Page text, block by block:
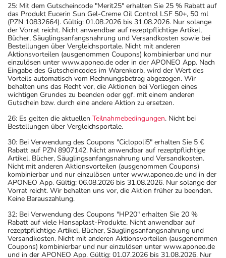
25: Mit dem Gutscheincode "Merit25" erhalten Sie 25 % Rabatt auf
das Produkt Eucerin Sun Gel-Creme Oil Control LSF 50+, 50 ml
(PZN 10832664). Gültig: 01.08.2026 bis 31.08.2026. Nur solange
der Vorrat reicht. Nicht anwendbar auf rezeptpflichtige Artikel,
Bücher, Säuglingsanfangsnahrung und Versandkosten sowie bei
Bestellungen über Vergleichsportale. Nicht mit anderen
Aktionsvorteilen (ausgenommen Coupons) kombinierbar und nur
einzulösen unter www.aponeo.de oder in der APONEO App. Nach
Eingabe des Gutscheincodes im Warenkorb, wird der Wert des
Vorteils automatisch vom Rechnungsbetrag abgezogen. Wir
behalten uns das Recht vor, die Aktionen bei Vorliegen eines
wichtigen Grundes zu beenden oder ggf. mit einem anderen
Gutschein bzw. durch eine andere Aktion zu ersetzen.
26: Es gelten die aktuellen Teilnahmebedingungen. Nicht bei
Bestellungen über Vergleichsportale.
30: Bei Verwendung des Coupons "Ciclopoli5" erhalten Sie 5 €
Rabatt auf PZN 8907142. Nicht anwendbar auf rezeptpflichtige
Artikel, Bücher, Säuglingsanfangsnahrung und Versandkosten.
Nicht mit anderen Aktionsvorteilen (ausgenommen Coupons)
kombinierbar und nur einzulösen unter www.aponeo.de und in der
APONEO App. Gültig: 06.08.2026 bis 31.08.2026. Nur solange der
Vorrat reicht. Wir behalten uns vor, die Aktion früher zu beenden.
Keine Barauszahlung.
32: Bei Verwendung des Coupons "HP20" erhalten Sie 20 %
Rabatt auf viele Hansaplast-Produkte. Nicht anwendbar auf
rezeptpflichtige Artikel, Bücher, Säuglingsanfangsnahrung und
Versandkosten. Nicht mit anderen Aktionsvorteilen (ausgenommen
Coupons) kombinierbar und nur einzulösen unter www.aponeo.de
und in der APONEO App. Gültig: 01.07.2026 bis 31.08.2026. Nur